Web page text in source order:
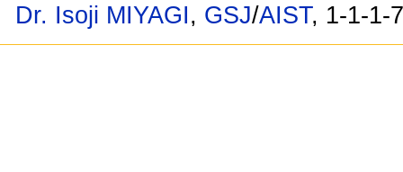
Dr. Isoji MIYAGI, GSJ/AIST, 1-1-1-